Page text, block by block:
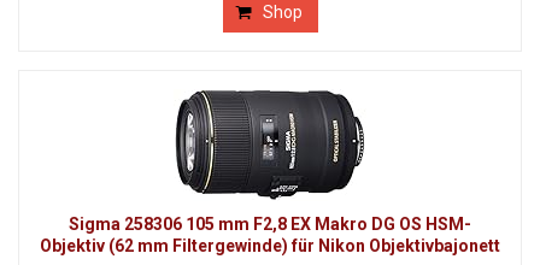
Shop
Sigma 258306 105 mm F2,8 EX Makro DG OS HSM-
Objektiv (62 mm Filtergewinde) für Nikon Objektivbajonett